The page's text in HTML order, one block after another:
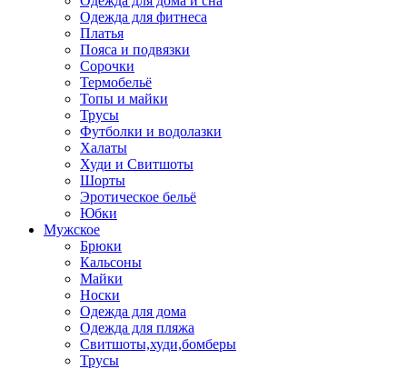
Одежда для фитнеса
Платья
Пояса и подвязки
Сорочки
Термобельё
Топы и майки
Трусы
Футболки и водолазки
Халаты
Худи и Свитшоты
Шорты
Эротическое бельё
Юбки
Мужское
Брюки
Кальсоны
Майки
Носки
Одежда для дома
Одежда для пляжа
Свитшоты,худи,бомберы
Трусы